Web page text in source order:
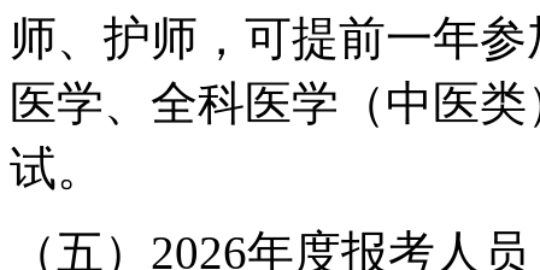
师、护师，可提前一年
医学、全科医学（中医
试。
（五）2026年度报考人